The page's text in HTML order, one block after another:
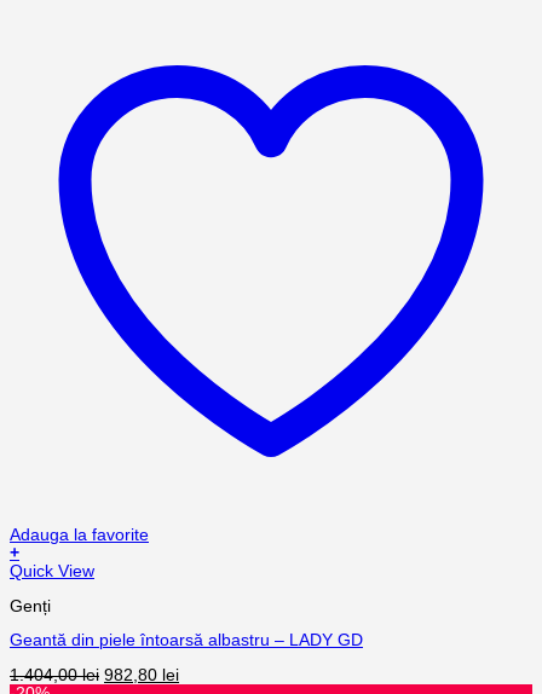
Adauga la favorite
+
Quick View
Genți
Geantă din piele întoarsă albastru – LADY GD
1.404,00lei 982,80 lei